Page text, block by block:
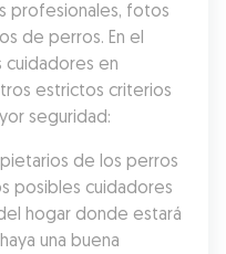
profesionales, fotos
de perros. En el
cuidadores en
estrictos criterios
seguridad:
de los perros
posibles cuidadores
hogar donde estará
una buena